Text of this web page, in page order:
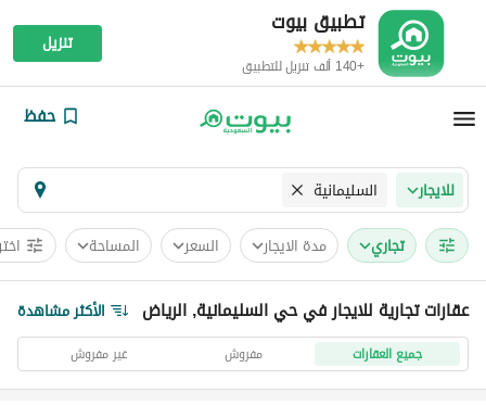
تطبيق بيوت
+140 ألف تنزيل للتطبيق
تنزيل
حفظ
للايجار السليمانية
تجاري مدة الايجار السعر المساحة
عقارات تجارية للايجار في حي السليمانية, الرياض الأكثر مشاهدة
جميع العقارات مفروش غير مفروش